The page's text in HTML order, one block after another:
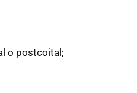
o postcoital;